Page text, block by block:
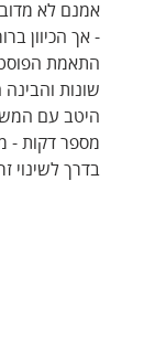
אמנם לא
- אך הכיוון
התאמת
שונות
היטב עם
מספר דקות -
בדרך לשינוי